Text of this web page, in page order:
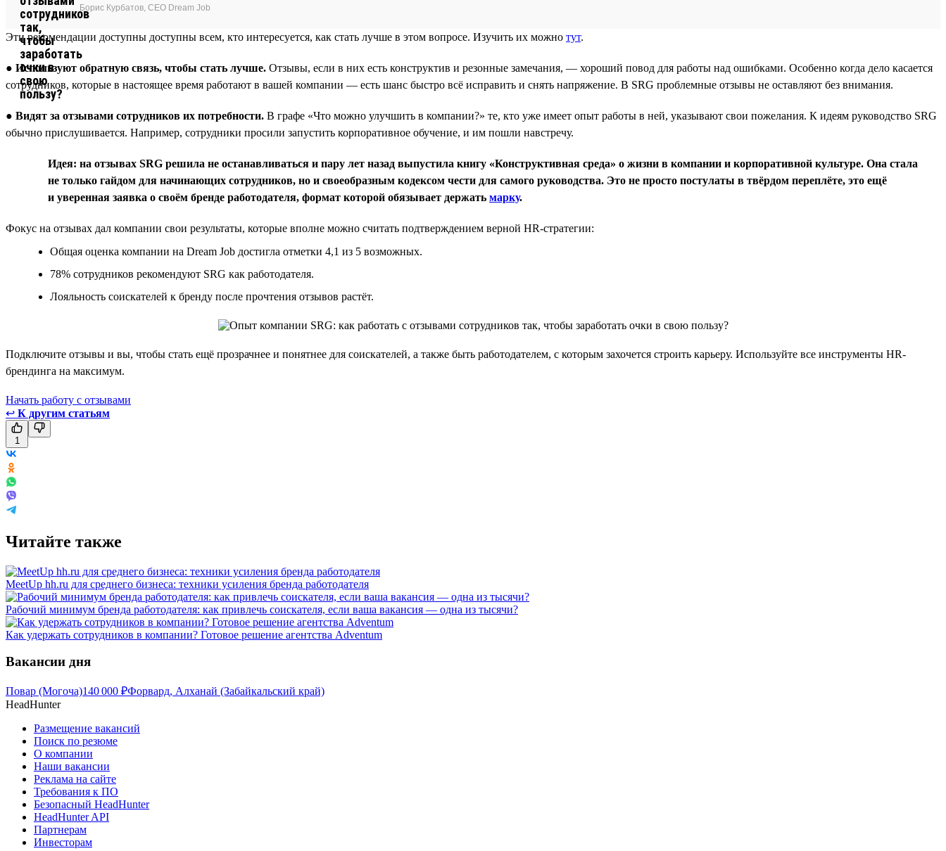
Борис Курбатов, CEO Dream Job
Эти рекомендации доступны доступны всем, кто интересуется, как стать лучше в этом вопросе. Изучить их можно тут.
● Используют обратную связь, чтобы стать лучше. Отзывы, если в них есть конструктив и резонные замечания, — хороший повод для работы над ошибками. Особенно когда дело касается
сотрудников, которые в настоящее время работают в вашей компании — есть шанс быстро всё исправить и снять напряжение. В SRG проблемные отзывы не оставляют без внимания.
● Видят за отзывами сотрудников их потребности. В графе «Что можно улучшить в компании?» те, кто уже имеет опыт работы в ней, указывают свои пожелания. К идеям руководство SRG
обычно прислушивается. Например, сотрудники просили запустить корпоративное обучение, и им пошли навстречу.
Идея: на отзывах SRG решила не останавливаться и пару лет назад выпустила книгу «Конструктивная среда» о жизни в компании и корпоративной культуре. Она стала
не только гайдом для начинающих сотрудников, но и своеобразным кодексом чести для самого руководства. Это не просто постулаты в твёрдом переплёте, это ещё
и уверенная заявка о своём бренде работодателя, формат которой обязывает держать марку.
Фокус на отзывах дал компании свои результаты, которые вполне можно считать подтверждением верной HR-стратегии:
Общая оценка компании на Dream Job достигла отметки 4,1 из 5 возможных.
78% сотрудников рекомендуют SRG как работодателя.
Лояльность соискателей к бренду после прочтения отзывов растёт.
Подключите отзывы и вы, чтобы стать ещё прозрачнее и понятнее для соискателей, а также быть работодателем, с которым захочется строить карьеру. Используйте все инструменты HR-
брендинга на максимум.
Начать работу с отзывами
↩ К другим статьям
1
Читайте также
MeetUp hh.ru для среднего бизнеса: техники усиления бренда работодателя
Рабочий минимум бренда работодателя: как привлечь соискателя, если ваша вакансия — одна из тысячи?
Как удержать сотрудников в компании? Готовое решение агентства Adventum
Вакансии дня
Повар (Могоча)140 000 ₽Форвард, Алханай (Забайкальский край)
HeadHunter
Размещение вакансий
Поиск по резюме
О компании
Наши вакансии
Реклама на сайте
Требования к ПО
Безопасный HeadHunter
HeadHunter API
Партнерам
Инвесторам